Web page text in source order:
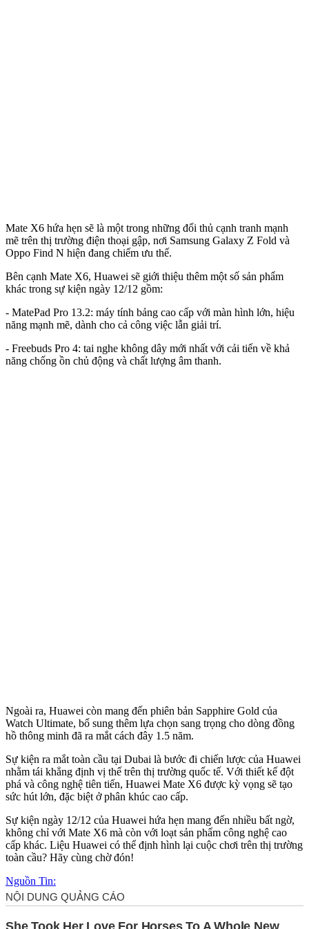
Mate X6 hứa hẹn sẽ là một trong những đối thủ cạnh tranh mạnh
mẽ trên thị trường điện thoại gập, nơi Samsung Galaxy Z Fold và
Oppo Find N hiện đang chiếm ưu thế.
Bên cạnh Mate X6, Huawei sẽ giới thiệu thêm một số sản phẩm
khác trong sự kiện ngày 12/12 gồm:
- MatePad Pro 13.2: máy tính bảng cao cấp với màn hình lớn, hiệu
năng mạnh mẽ, dành cho cả công việc lẫn giải trí.
- Freebuds Pro 4: tai nghe không dây mới nhất với cải tiến về khả
năng chống ồn chủ động và chất lượng âm thanh.
Ngoài ra, Huawei còn mang đến phiên bản Sapphire Gold của
Watch Ultimate, bổ sung thêm lựa chọn sang trọng cho dòng đồng
hồ thông minh đã ra mắt cách đây 1.5 năm.
Sự kiện ra mắt toàn cầu tại Dubai là bước đi chiến lược của Huawei
nhằm tái khẳng định vị thế trên thị trường quốc tế. Với thiết kế đột
phá và công nghệ tiên tiến, Huawei Mate X6 được kỳ vọng sẽ tạo
sức hút lớn, đặc biệt ở phân khúc cao cấp.
Sự kiện ngày 12/12 của Huawei hứa hẹn mang đến nhiều bất ngờ,
không chỉ với Mate X6 mà còn với loạt sản phẩm công nghệ cao
cấp khác. Liệu Huawei có thể định hình lại cuộc chơi trên thị trường
toàn cầu? Hãy cùng chờ đón!
Nguồn Tin: